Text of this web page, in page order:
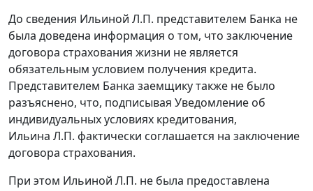
До сведения Ильиной Л.П. представителем Банка не
была доведена информация о том, что заключение
договора страхования жизни не является
обязательным условием получения кредита.
Представителем Банка заемщику также не было
разъяснено, что, подписывая Уведомление об
индивидуальных условиях кредитования,
Ильина Л.П. фактически соглашается на заключение
договора страхования.
При этом Ильиной Л.П. не была предоставлена